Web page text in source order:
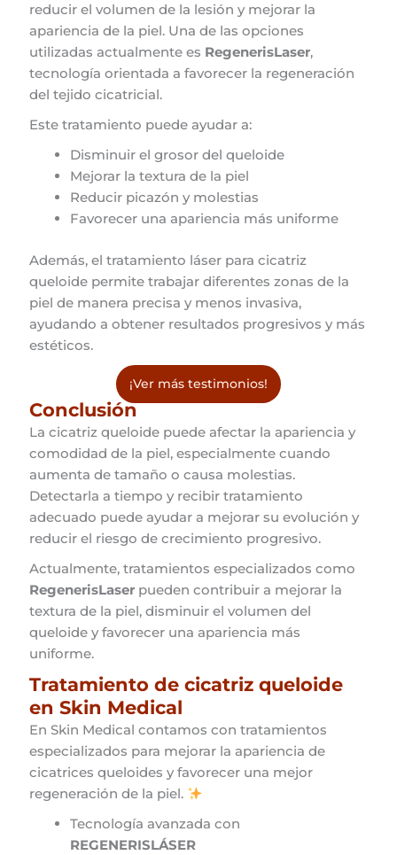
reducir el volumen de la lesión y mejorar la
apariencia de la piel. Una de las opciones
utilizadas actualmente es RegenerisLaser,
tecnología orientada a favorecer la regeneración
del tejido cicatricial.
Este tratamiento puede ayudar a:
Disminuir el grosor del queloide
Mejorar la textura de la piel
Reducir picazón y molestias
Favorecer una apariencia más uniforme
Además, el tratamiento láser para cicatriz
queloide permite trabajar diferentes zonas de la
piel de manera precisa y menos invasiva,
ayudando a obtener resultados progresivos y más
estéticos.
¡Ver más testimonios!
Conclusión
La cicatriz queloide puede afectar la apariencia y
comodidad de la piel, especialmente cuando
aumenta de tamaño o causa molestias.
Detectarla a tiempo y recibir tratamiento
adecuado puede ayudar a mejorar su evolución y
reducir el riesgo de crecimiento progresivo.
Actualmente, tratamientos especializados como
RegenerisLaser pueden contribuir a mejorar la
textura de la piel, disminuir el volumen del
queloide y favorecer una apariencia más
uniforme.
Tratamiento de cicatriz queloide
en Skin Medical
En Skin Medical contamos con tratamientos
especializados para mejorar la apariencia de
cicatrices queloides y favorecer una mejor
regeneración de la piel.
Tecnología avanzada con
REGENERISLÁSER